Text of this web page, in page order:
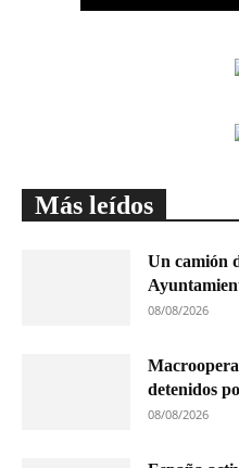
Más leídos
Un camión
08/08/2026
detenidos
08/08/2026